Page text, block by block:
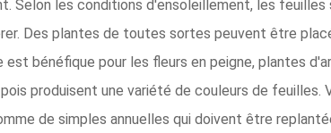
Selon les conditions d'ensoleillement, les
Des plantes de toutes sortes peuvent être
est bénéfique pour les fleurs en peigne, plantes
produisent une variété de couleurs de
de simples annuelles qui doivent être